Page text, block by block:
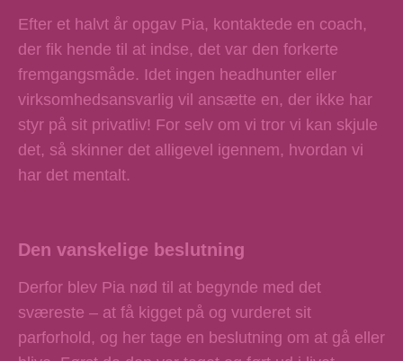
Efter et halvt år opgav Pia, kontaktede en coach,
der fik hende til at indse, det var den forkerte
fremgangsmåde. Idet ingen headhunter eller
virksomhedsansvarlig vil ansætte en, der ikke har
styr på sit privatliv! For selv om vi tror vi kan skjule
det, så skinner det alligevel igennem, hvordan vi
har det mentalt.
Den vanskelige beslutning
Derfor blev Pia nød til at begynde med det
sværeste – at få kigget på og vurderet sit
parforhold, og her tage en beslutning om at gå eller